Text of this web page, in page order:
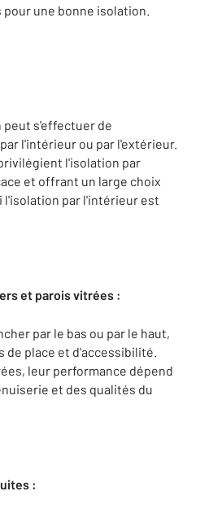
une bonne isolation.
peut s'effectuer de
l'intérieur ou par l'extérieur.
l'isolation par
et offrant un large choix
l'isolation par l'intérieur est
et parois vitrées :
par le bas ou par le haut,
de place et d'accessibilité.
leur performance dépend
et des qualités du
: